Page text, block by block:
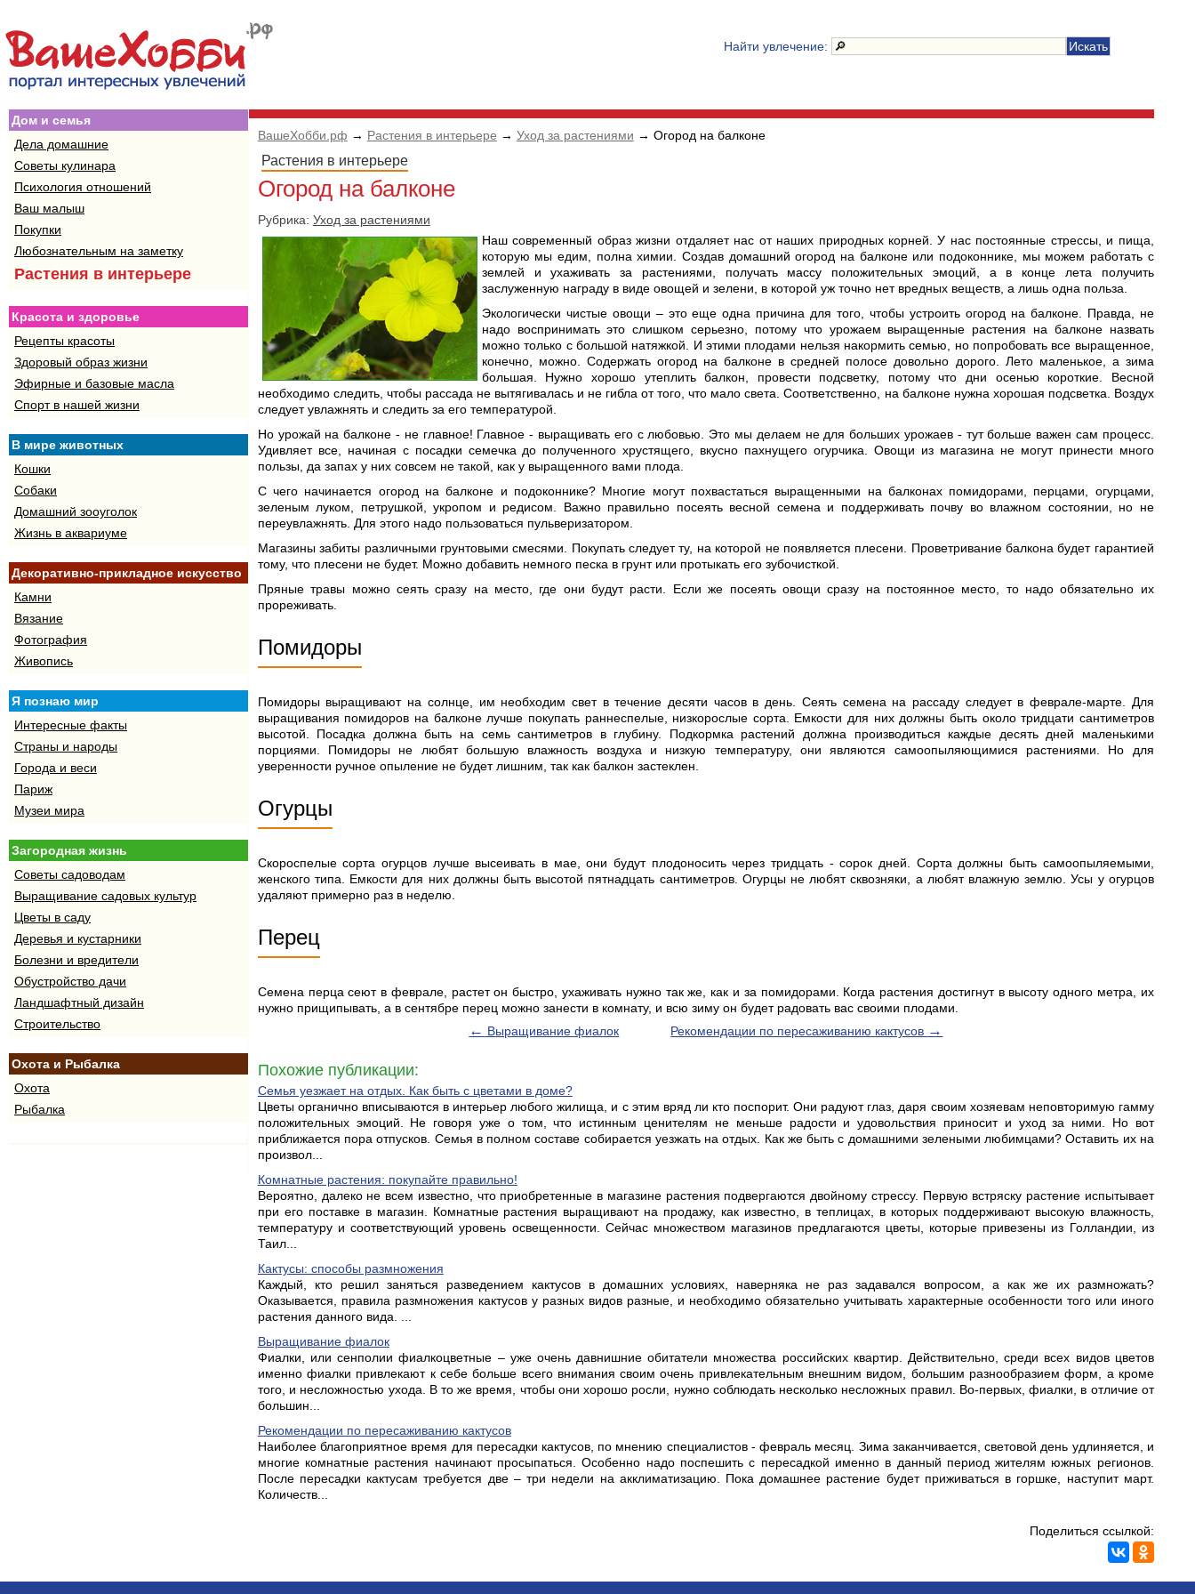
Найти увлечение:
Дом и семья
Дела домашние
Советы кулинара
Психология отношений
Ваш малыш
Покупки
Любознательным на заметку
Растения в интерьере
Красота и здоровье
Рецепты красоты
Здоровый образ жизни
Эфирные и базовые масла
Спорт в нашей жизни
В мире животных
Кошки
Собаки
Домашний зооуголок
Жизнь в аквариуме
Декоративно-прикладное искусство
Камни
Вязание
Фотография
Живопись
Я познаю мир
Интересные факты
Страны и народы
Города и веси
Париж
Музеи мира
Загородная жизнь
Советы садоводам
Выращивание садовых культур
Цветы в саду
Деревья и кустарники
Болезни и вредители
Обустройство дачи
Ландшафтный дизайн
Строительство
Охота и Рыбалка
Охота
Рыбалка
ВашеХобби.рф → Растения в интерьере → Уход за растениями → Огород на балконе
Растения в интерьере
Огород на балконе
Рубрика: Уход за растениями
Наш современный образ жизни отдаляет нас от наших природных корней. У нас постоянные стрессы, и пища,
которую мы едим, полна химии. Создав домашний огород на балконе или подоконнике, мы можем работать с
землей и ухаживать за растениями, получать массу положительных эмоций, а в конце лета получить
заслуженную награду в виде овощей и зелени, в которой уж точно нет вредных веществ, а лишь одна польза.
Экологически чистые овощи – это еще одна причина для того, чтобы устроить огород на балконе. Правда, не
надо воспринимать это слишком серьезно, потому что урожаем выращенные растения на балконе назвать
можно только с большой натяжкой. И этими плодами нельзя накормить семью, но попробовать все выращенное,
конечно, можно. Содержать огород на балконе в средней полосе довольно дорого. Лето маленькое, а зима
большая. Нужно хорошо утеплить балкон, провести подсветку, потому что дни осенью короткие. Весной
необходимо следить, чтобы рассада не вытягивалась и не гибла от того, что мало света. Соответственно, на балконе нужна хорошая подсветка. Воздух
следует увлажнять и следить за его температурой.
Но урожай на балконе - не главное! Главное - выращивать его с любовью. Это мы делаем не для больших урожаев - тут больше важен сам процесс.
Удивляет все, начиная с посадки семечка до полученного хрустящего, вкусно пахнущего огурчика. Овощи из магазина не могут принести много
пользы, да запах у них совсем не такой, как у выращенного вами плода.
С чего начинается огород на балконе и подоконнике? Многие могут похвастаться выращенными на балконах помидорами, перцами, огурцами,
зеленым луком, петрушкой, укропом и редисом. Важно правильно посеять весной семена и поддерживать почву во влажном состоянии, но не
переувлажнять. Для этого надо пользоваться пульверизатором.
Магазины забиты различными грунтовыми смесями. Покупать следует ту, на которой не появляется плесени. Проветривание балкона будет гарантией
тому, что плесени не будет. Можно добавить немного песка в грунт или протыкать его зубочисткой.
Пряные травы можно сеять сразу на место, где они будут расти. Если же посеять овощи сразу на постоянное место, то надо обязательно их
прореживать.
Помидоры
Помидоры выращивают на солнце, им необходим свет в течение десяти часов в день. Сеять семена на рассаду следует в феврале-марте. Для
выращивания помидоров на балконе лучше покупать раннеспелые, низкорослые сорта. Емкости для них должны быть около тридцати сантиметров
высотой. Посадка должна быть на семь сантиметров в глубину. Подкормка растений должна производиться каждые десять дней маленькими
порциями. Помидоры не любят большую влажность воздуха и низкую температуру, они являются самоопыляющимися растениями. Но для
уверенности ручное опыление не будет лишним, так как балкон застеклен.
Огурцы
Скороспелые сорта огурцов лучше высеивать в мае, они будут плодоносить через тридцать - сорок дней. Сорта должны быть самоопыляемыми,
женского типа. Емкости для них должны быть высотой пятнадцать сантиметров. Огурцы не любят сквозняки, а любят влажную землю. Усы у огурцов
удаляют примерно раз в неделю.
Перец
Семена перца сеют в феврале, растет он быстро, ухаживать нужно так же, как и за помидорами. Когда растения достигнут в высоту одного метра, их
нужно прищипывать, а в сентябре перец можно занести в комнату, и всю зиму он будет радовать вас своими плодами.
← Выращивание фиалок Рекомендации по пересаживанию кактусов →
Похожие публикации:
Семья уезжает на отдых. Как быть с цветами в доме?
Цветы органично вписываются в интерьер любого жилища, и с этим вряд ли кто поспорит. Они радуют глаз, даря своим хозяевам неповторимую гамму
положительных эмоций. Не говоря уже о том, что истинным ценителям не меньше радости и удовольствия приносит и уход за ними. Но вот
приближается пора отпусков. Семья в полном составе собирается уезжать на отдых. Как же быть с домашними зелеными любимцами? Оставить их на
произвол...
Комнатные растения: покупайте правильно!
Вероятно, далеко не всем известно, что приобретенные в магазине растения подвергаются двойному стрессу. Первую встряску растение испытывает
при его поставке в магазин. Комнатные растения выращивают на продажу, как известно, в теплицах, в которых поддерживают высокую влажность,
температуру и соответствующий уровень освещенности. Сейчас множеством магазинов предлагаются цветы, которые привезены из Голландии, из
Таил...
Кактусы: способы размножения
Каждый, кто решил заняться разведением кактусов в домашних условиях, наверняка не раз задавался вопросом, а как же их размножать?
Оказывается, правила размножения кактусов у разных видов разные, и необходимо обязательно учитывать характерные особенности того или иного
растения данного вида. ...
Выращивание фиалок
Фиалки, или сенполии фиалкоцветные – уже очень давнишние обитатели множества российских квартир. Действительно, среди всех видов цветов
именно фиалки привлекают к себе больше всего внимания своим очень привлекательным внешним видом, большим разнообразием форм, а кроме
того, и несложностью ухода. В то же время, чтобы они хорошо росли, нужно соблюдать несколько несложных правил. Во-первых, фиалки, в отличие от
большин...
Рекомендации по пересаживанию кактусов
Наиболее благоприятное время для пересадки кактусов, по мнению специалистов - февраль месяц. Зима заканчивается, световой день удлиняется, и
многие комнатные растения начинают просыпаться. Особенно надо поспешить с пересадкой именно в данный период жителям южных регионов.
После пересадки кактусам требуется две – три недели на акклиматизацию. Пока домашнее растение будет приживаться в горшке, наступит март.
Количеств...
Поделиться ссылкой: